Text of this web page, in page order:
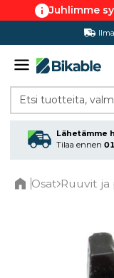
Juhlimme
Etsi tuotteita,
Lähetämme
Tilaa ennen
Osat Ruuvit